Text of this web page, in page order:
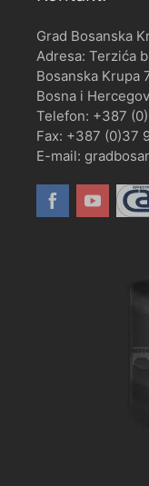
Grad Bosanska
Adresa: Terzića
Bosanska Krupa
Bosna i
Telefon: +387
Fax: +387 (0)37
E-mail: